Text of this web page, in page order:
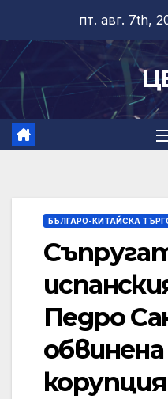
content
пт. авг. 7th,
БЪЛГАРО-КИТАЙСКА
Педро
корупция